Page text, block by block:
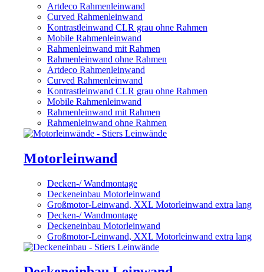
Artdeco Rahmenleinwand
Curved Rahmenleinwand
Kontrastleinwand CLR grau ohne Rahmen
Mobile Rahmenleinwand
Rahmenleinwand mit Rahmen
Rahmenleinwand ohne Rahmen
Artdeco Rahmenleinwand
Curved Rahmenleinwand
Kontrastleinwand CLR grau ohne Rahmen
Mobile Rahmenleinwand
Rahmenleinwand mit Rahmen
Rahmenleinwand ohne Rahmen
Motorleinwand
Decken-/ Wandmontage
Deckeneinbau Motorleinwand
Großmotor-Leinwand, XXL Motorleinwand extra lang
Decken-/ Wandmontage
Deckeneinbau Motorleinwand
Großmotor-Leinwand, XXL Motorleinwand extra lang